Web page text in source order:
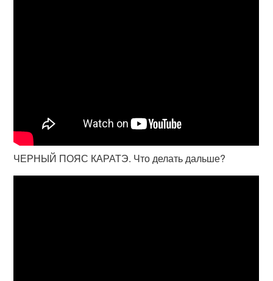
ЧЕРНЫЙ ПОЯС КАРАТЭ. Что делать дальше?